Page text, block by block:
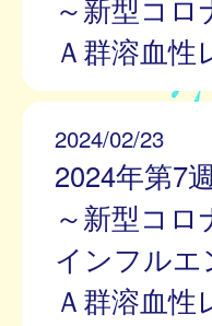
～新型コロ
Ａ群溶血性
2024/02/23
2024年第7週
～新型コロ
インフルエ
Ａ群溶血性